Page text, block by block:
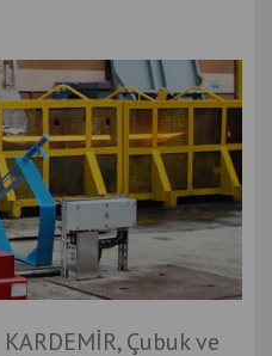
KARDEMİR, Çubuk ve